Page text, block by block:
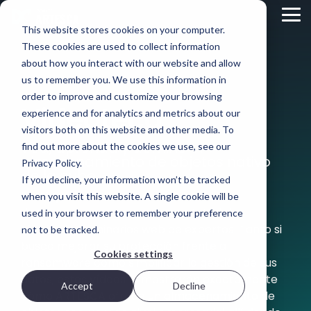
This website stores cookies on your computer.
These cookies are used to collect information
about how you interact with our website and allow
us to remember you. We use this information in
order to improve and customize your browsing
experience and for analytics and metrics about our
visitors both on this website and other media. To
find out more about the cookies we use, see our
Privacy Policy.
If you decline, your information won’t be tracked
when you visit this website. A single cookie will be
used in your browser to remember your preference
not to be tracked.
Cookies settings
Accept Decline
Skip
main
content.
Descripción
general
del
producto
ARTESCA es
la solución
de
almacenamiento
de objetos
de Scality
centrada
en copias
de
equipos de
TI que
necesitan
Opciones
de
implementación
Cada
entorno de
TI es
diferente.
ARTESCA le
ofrece
opciones:
desde
implementaciones
de solo
software
hasta
dispositivos
totalmente
integrados.
El ADN
de
Scality
¿Qué hace
que Scality
esté
excepcionalmente
para
resolver los
desafíos de
los datos a
Scality RING
analista
principal en
Storage
evaluó el
rendimiento
de ARTESCA
Videoteca
Vea, aprenda y domine el
almacenamiento de objetos nativo
de la nube
Sumérjase en nuestra colección de
demostraciones de productos, tutoriales
técnicos y seminarios web de expertos. Tanto si
ransomware como simplificar la gestión de sus
datos, estos vídeos le mostrarán exactamente
cómo ARTESCA ofrece un almacenamiento de